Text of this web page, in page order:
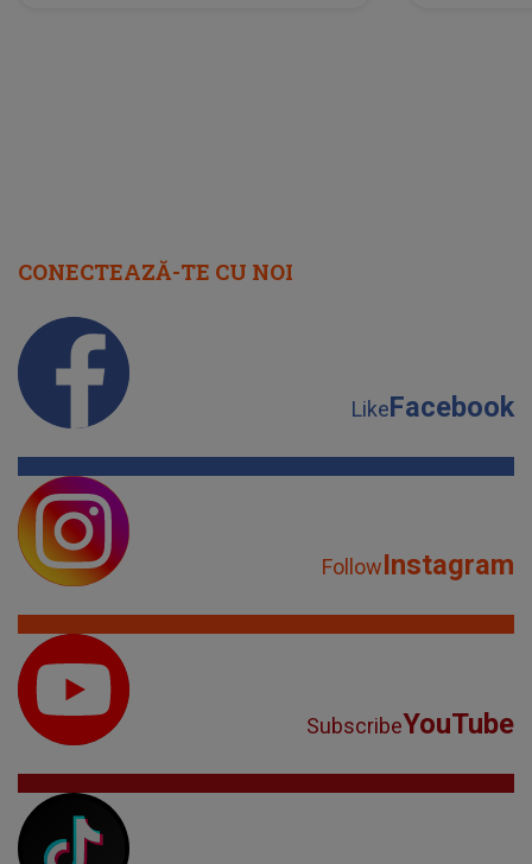
CONECTEAZĂ-TE CU NOI
LikeFacebook
FollowInstagram
SubscribeYouTube